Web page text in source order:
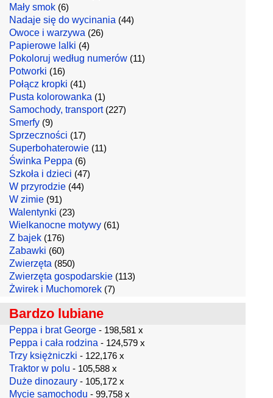
Mały smok (6)
Nadaje się do wycinania (44)
Owoce i warzywa (26)
Papierowe lalki (4)
Pokoloruj według numerów (11)
Potworki (16)
Połącz kropki (41)
Pusta kolorowanka (1)
Samochody, transport(227)
Smerfy (9)
Sprzeczności (17)
Superbohaterowie (11)
Świnka Peppa (6)
Szkoła i dzieci (47)
W przyrodzie (44)
W zimie (91)
Walentynki (23)
Wielkanocne motywy (61)
Z bajek (176)
Zabawki (60)
Zwierzęta (850)
Zwierzęta gospodarskie (113)
Żwirek i Muchomorek (7)
Bardzo lubiane
Peppa i brat George - 198,581 x
Peppa i cała rodzina - 124,579 x
Trzy księżniczki - 122,176 x
Traktor w polu - 105,588 x
Duże dinozaury - 105,172 x
Mycie samochodu - 99,758 x